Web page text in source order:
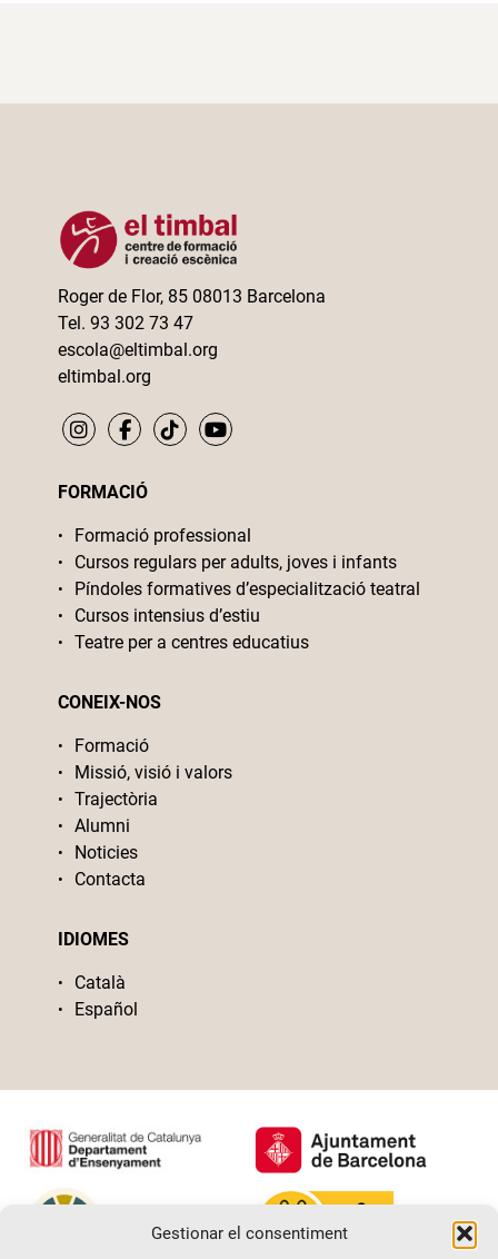
Gestionar el consentiment
Roger de Flor, 85 08013 Barcelona
Tel. 93 302 73 47
escola@eltimbal.org
eltimbal.org
FORMACIÓ
Formació professional
Cursos regulars per adults, joves i infants
Píndoles formatives d’especialització teatral
Cursos intensius d’estiu
Teatre per a centres educatius
CONEIX-NOS
Formació
Missió, visió i valors
Trajectòria
Alumni
Noticies
Contacta
IDIOMES
Català
Español